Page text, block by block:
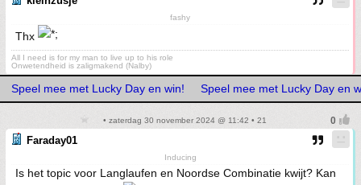
fashy
Thx
All I need is for my man to live up to his role
Onwetendheid is zaligmakend (Nalby)
Speel mee met Lucky Day en win! Speel mee met Lucky Day en
• zaterdag 30 november 2024 @ 11:42 • 21
Faraday01
Inducing
Is het topic voor Langlaufen en Noordse Combinatie kwijt? Kan